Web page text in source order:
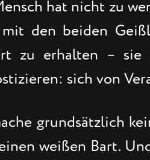
hat nicht zu
den beiden
zu erhalten – sie
sich von
grundsätzlich
weißen Bart.